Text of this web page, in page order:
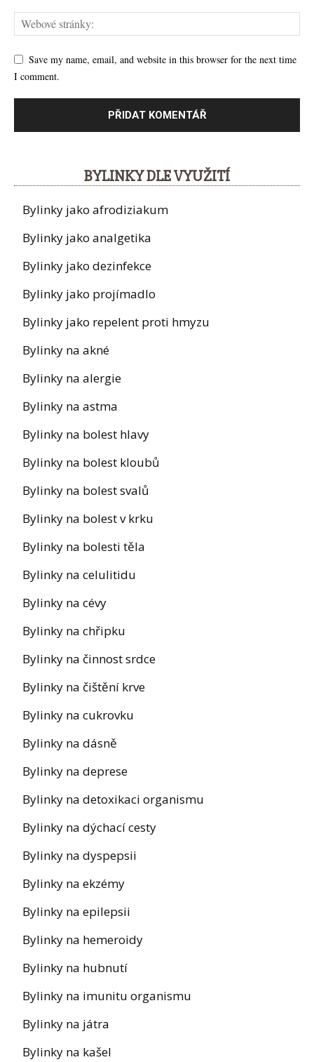
Save my name, email, and website in this browser for the next time
I comment.
BYLINKY DLE VYUŽITÍ
Bylinky jako afrodiziakum
Bylinky jako analgetika
Bylinky jako dezinfekce
Bylinky jako projímadlo
Bylinky jako repelent proti hmyzu
Bylinky na akné
Bylinky na alergie
Bylinky na astma
Bylinky na bolest hlavy
Bylinky na bolest kloubů
Bylinky na bolest svalů
Bylinky na bolest v krku
Bylinky na bolesti těla
Bylinky na celulitidu
Bylinky na cévy
Bylinky na chřipku
Bylinky na činnost srdce
Bylinky na čištění krve
Bylinky na cukrovku
Bylinky na dásně
Bylinky na deprese
Bylinky na detoxikaci organismu
Bylinky na dýchací cesty
Bylinky na dyspepsii
Bylinky na ekzémy
Bylinky na epilepsii
Bylinky na hemeroidy
Bylinky na hubnutí
Bylinky na imunitu organismu
Bylinky na játra
Bylinky na kašel